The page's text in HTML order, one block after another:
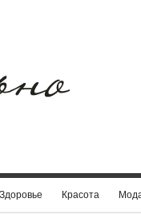
Здоровье Красота